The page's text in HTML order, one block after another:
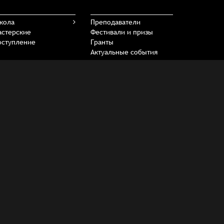
Преподаватели
Фестивали и призы
Гранты
Актуальные события